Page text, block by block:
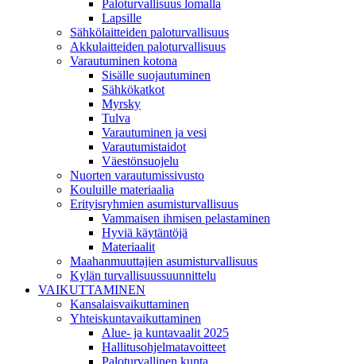
Paloturvallisuus lomalla
Lapsille
Sähkölaitteiden paloturvallisuus
Akkulaitteiden paloturvallisuus
Varautuminen kotona
Sisälle suojautuminen
Sähkökatkot
Myrsky
Tulva
Varautuminen ja vesi
Varautumistaidot
Väestönsuojelu
Nuorten varautumissivusto
Kouluille materiaalia
Erityisryhmien asumisturvallisuus
Vammaisen ihmisen pelastaminen
Hyviä käytäntöjä
Materiaalit
Maahanmuuttajien asumisturvallisuus
Kylän turvallisuussuunnittelu
VAIKUTTAMINEN
Kansalaisvaikuttaminen
Yhteiskuntavaikuttaminen
Alue- ja kuntavaalit 2025
Hallitusohjelmatavoitteet
Paloturvallinen kunta